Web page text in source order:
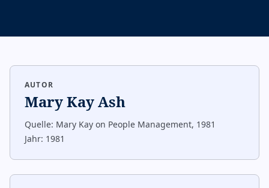
AUTOR
Mary Kay Ash
Quelle: Mary Kay on People Management, 1981
Jahr: 1981